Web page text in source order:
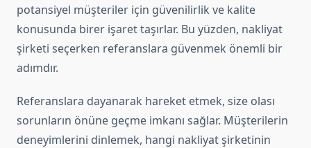
potansiyel müşteriler için güvenilirlik ve kalite
konusunda birer işaret taşırlar. Bu yüzden, nakliyat
şirketi seçerken referanslara güvenmek önemli bir
adımdır.
Referanslara dayanarak hareket etmek, size olası
sorunların önüne geçme imkanı sağlar. Müşterilerin
deneyimlerini dinlemek, hangi nakliyat şirketinin